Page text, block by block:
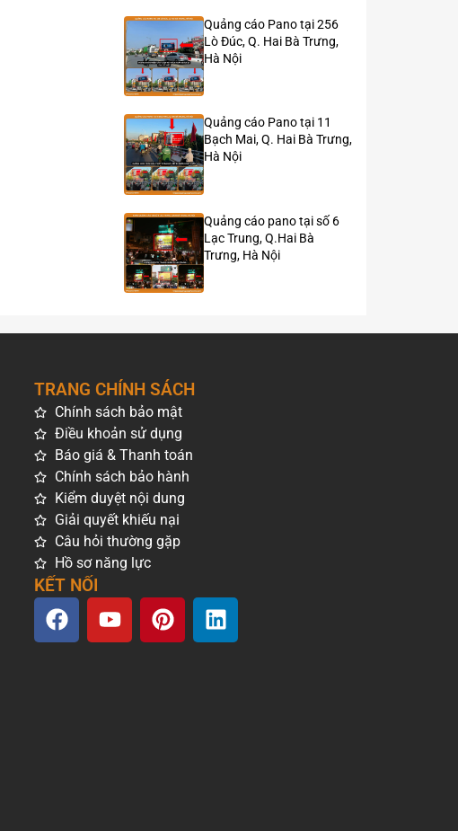
Quảng cáo Pano tại 256
Lò Đúc, Q. Hai Bà Trưng,
Hà Nội
Quảng cáo Pano tại 11
Bạch Mai, Q. Hai Bà Trưng,
Hà Nội
Quảng cáo pano tại số 6
Lạc Trung, Q.Hai Bà
Trưng, Hà Nội
TRANG CHÍNH SÁCH
Chính sách bảo mật
Điều khoản sử dụng
Báo giá & Thanh toán
Chính sách bảo hành
Kiểm duyệt nội dung
Giải quyết khiếu nại
Câu hỏi thường gặp
Hồ sơ năng lực
KẾT NỐI